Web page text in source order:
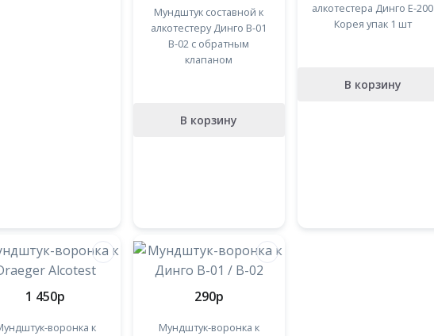
Мундштук составной к
алкотестеру Динго В-01
В-02 с обратным
клапаном
В корзину
алкотестера Динго Е-200
Корея упак 1 шт
В корзину
1 450p
воронка к
290p
Мундштук-воронка к